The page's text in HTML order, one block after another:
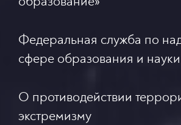
Федеральная служба по
сфере образования и науки
О противодействии
экстремизму